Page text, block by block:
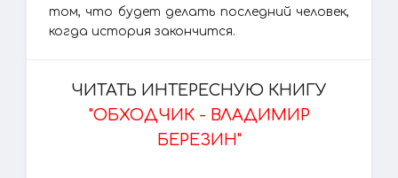
том, что будет делать последний человек,
когда история закончится.
ЧИТАТЬ ИНТЕРЕСНУЮ КНИГУ
"ОБХОДЧИК - ВЛАДИМИР
БЕРЕЗИН"